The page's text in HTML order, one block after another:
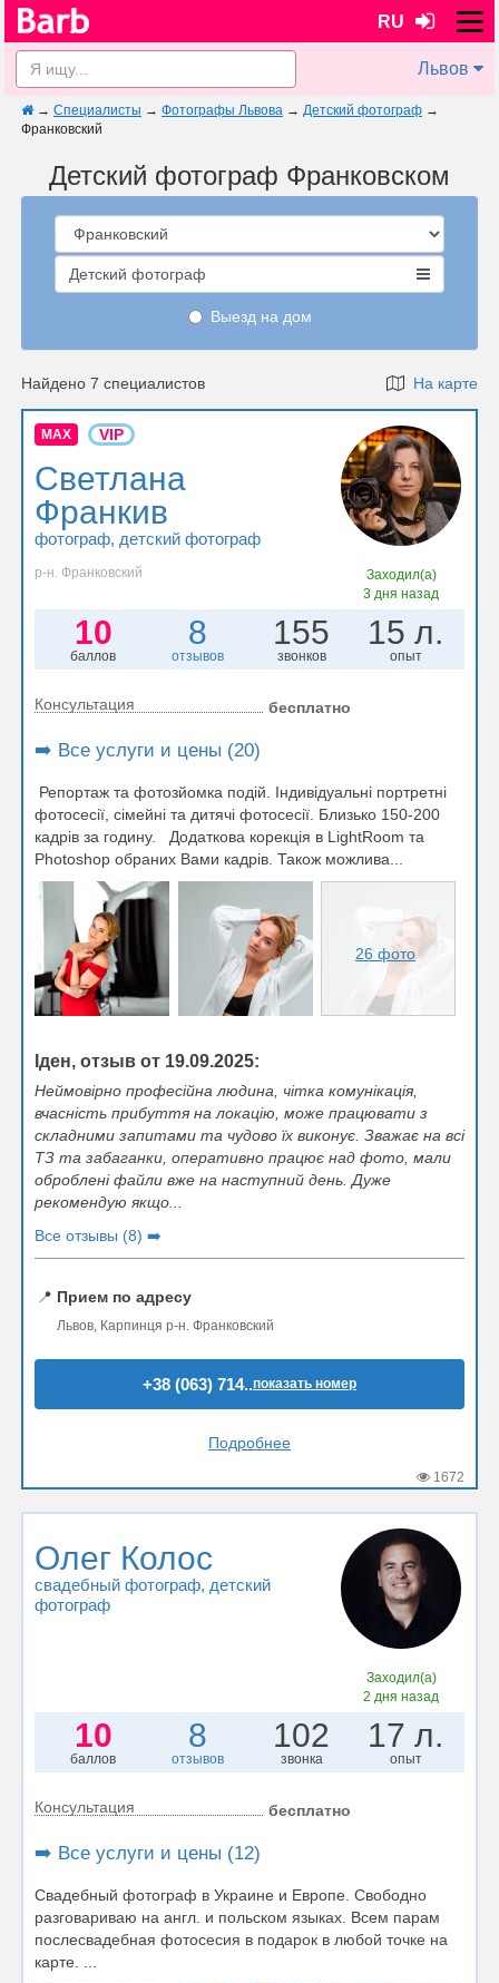
RU
Львов
→ Специалисты → Фотографы Львова → Детский фотограф →
Франковский
Детский фотограф Франковском
Детский фотограф
Выезд на дом
Найдено 7 специалистов На карте
MAX VIP
Светлана
Франкив
фотограф, детский фотограф
р-н. Франковский
Заходил(а)
3 дня назад
10
баллов
8
отзывов
155
звонков
15 л.
опыт
Консультация бесплатно
➡️ Все услуги и цены (20)
Репортаж та фотозйомка подій. Індивідуальні портретні
фотосесії, сімейні та дитячі фотосесії. Близько 150-200
кадрів за годину. Додаткова корекція в LightRoom та
Photoshop обраних Вами кадрів. Також можлива...
26 фото
Іден, отзыв от 19.09.2025:
Неймовірно професійна людина, чітка комунікація,
вчасність прибуття на локацію, може працювати з
складними запитами та чудово їх виконує. Зважає на всі
ТЗ та забаганки, оперативно працює над фото, мали
оброблені файли вже на наступний день. Дуже
рекомендую якщо...
Все отзывы (8) ➡️
📍 Прием по адресу
Львов, Карпинця р-н. Франковский
+38 (063) 714..показать номер
Подробнее
1672
Олег Колос
свадебный фотограф, детский
фотограф
Заходил(а)
2 дня назад
10
баллов
8
отзывов
102
звонка
17 л.
опыт
Консультация бесплатно
➡️ Все услуги и цены (12)
Свадебный фотограф в Украине и Европе. Свободно
разговариваю на англ. и польском языках. Всем парам
послесвадебная фотосесия в подарок в любой точке на
карте. ...